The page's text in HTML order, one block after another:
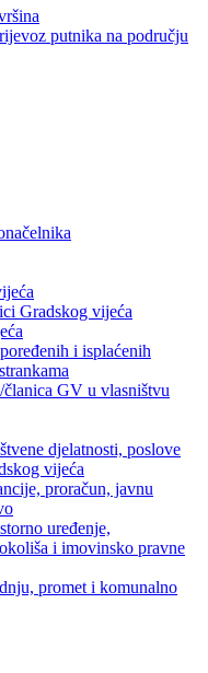
putnika na području
Gradskog vijeća
i isplaćenih
GV u vlasništvu
djelatnosti, poslove
vijeća
proračun, javnu
uređenje,
i imovinsko pravne
promet i komunalno